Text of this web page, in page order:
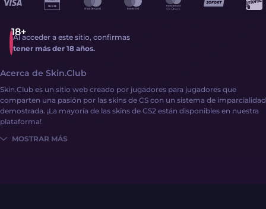
Al acceder a este sitio, confirmas
tener más der 18 años.
Acerca de Skin.Club
Skin.Club es un sitio web creado por jugadores para jugadores que
comparten una pasión por las skins de CS con un sistema de imparcialidad
demostrada. ¡La mayoría de las skins de CS2 están disponibles en nuestra
plataforma!
Es muy fácil conseguir skins de CS2:
MOSTRAR MÁS